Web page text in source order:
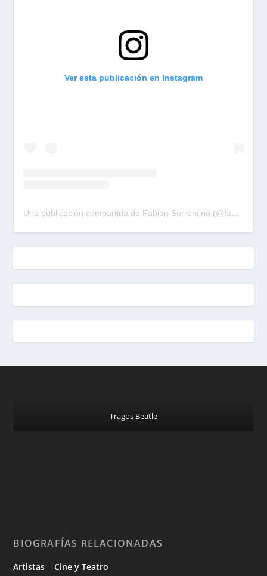
Ver esta publicación en Instagram
Una publicación compartida de Fabian Sorrentino (@fabiansonria)
Tragos Beatle
BIOGRAFÍAS RELACIONADAS
Artistas |Cine y Teatro